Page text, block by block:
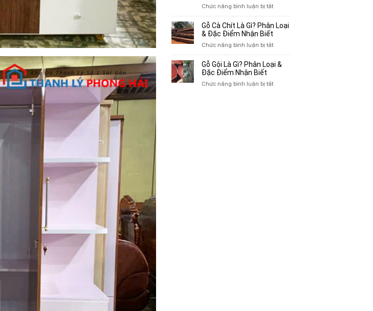
Cũ,
Lôi
Cũ
Tại
Truyện
Tranh,
Tạp
Giá
Tại
Chức năng bình luận bị tắtở
10
Địa
Mua
Quần
Cũ
Gỗ Cà Chít Là Gì? Phân Loại
& Đặc Điểm Nhận Biết
Chức năng bình luận bị tắtở
Cà
Gì?
Gỗ Gội Là Gì? Phân Loại &
Đặc Điểm Nhận Biết
Chức năng bình luận bị tắtở